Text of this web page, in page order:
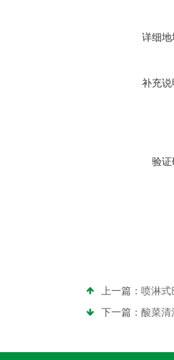
详细地
补充说
验证
上一篇： 喷淋式
下一篇： 酸菜清